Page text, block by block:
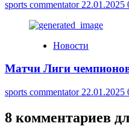
sports commentator 22.01.2025
Новости
Матчи Лиги
sports commentator 22.01.2025
8 комментариев